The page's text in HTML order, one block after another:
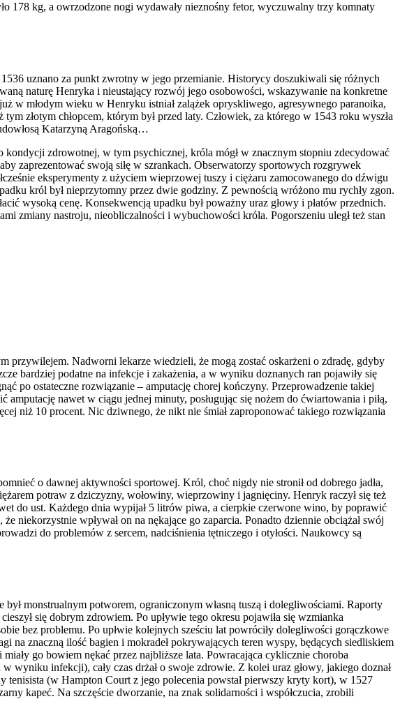
178 kg, a owrzodzone nogi wydawały nieznośny fetor, wyczuwalny trzy komnaty
uznano za punkt zwrotny w jego przemianie. Historycy doszukiwali się różnych
naturę Henryka i nieustający rozwój jego osobowości, wskazywanie na konkretne
w młodym wieku w Henryku istniał zalążek opryskliwego, agresywnego paranoika,
złotym chłopcem, którym był przed laty. Człowiek, za którego w 1543 roku wyszła
Katarzyną Aragońską…
zdrowotnej, w tym psychicznej, króla mógł w znacznym stopniu zdecydować
zaprezentować swoją siłę w szrankach. Obserwatorzy sportowych rozgrywek
eksperymenty z użyciem wieprzowej tuszy i ciężaru zamocowanego do dźwigu
król był nieprzytomny przez dwie godziny. Z pewnością wróżono mu rychły zgon.
wysoką cenę. Konsekwencją upadku był poważny uraz głowy i płatów przednich.
zmiany nastroju, nieobliczalności i wybuchowości króla. Pogorszeniu uległ też stan
przywilejem. Nadworni lekarze wiedzieli, że mogą zostać oskarżeni o zdradę, gdyby
bardziej podatne na infekcje i zakażenia, a w wyniku doznanych ran pojawiły się
po ostateczne rozwiązanie – amputację chorej kończyny. Przeprowadzenie takiej
nawet w ciągu jednej minuty, posługując się nożem do ćwiartowania i piłą,
niż 10 procent. Nic dziwnego, że nikt nie śmiał zaproponować takiego rozwiązania
o dawnej aktywności sportowej. Król, choć nigdy nie stronił od dobrego jadła,
potraw z dziczyzny, wołowiny, wieprzowiny i jagnięciny. Henryk raczył się też
do ust. Każdego dnia wypijał 5 litrów piwa, a cierpkie czerwone wino, by poprawić
niekorzystnie wpływał on na nękające go zaparcia. Ponadto dziennie obciążał swój
do problemów z sercem, nadciśnienia tętniczego i otyłości. Naukowcy są
monstrualnym potworem, ograniczonym własną tuszą i dolegliwościami. Raporty
się dobrym zdrowiem. Po upływie tego okresu pojawiła się wzmianka
bez problemu. Po upłwie kolejnych sześciu lat powróciły dolegliwości gorączkowe
na znaczną ilość bagien i mokradeł pokrywających teren wyspy, będących siedliskiem
go bowiem nękać przez najbliższe lata. Powracająca cyklicznie choroba
wyniku infekcji), cały czas drżał o swoje zdrowie. Z kolei uraz głowy, jakiego doznał
(w Hampton Court z jego polecenia powstał pierwszy kryty kort), w 1527
kapeć. Na szczęście dworzanie, na znak solidarności i współczucia, zrobili